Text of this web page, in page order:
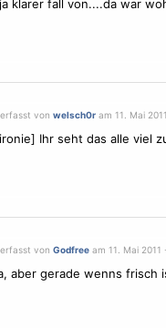
klarer fall von....da war
von welsch0ram 11. Mai
Ihr seht das alle viel
von Godfreeam 11. Mai 2011
aber gerade wenns frisch